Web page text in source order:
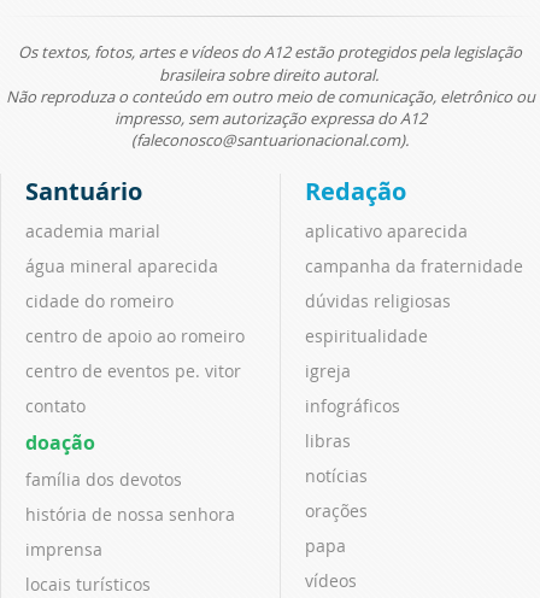
Os textos, fotos, artes e vídeos do A12 estão protegidos pela legislação
brasileira sobre direito autoral.
Não reproduza o conteúdo em outro meio de comunicação, eletrônico ou
impresso, sem autorização expressa do A12
(faleconosco@santuarionacional.com).
Santuário
academia marial
água mineral aparecida
cidade do romeiro
centro de apoio ao romeiro
centro de eventos pe. vitor
contato
doação
família dos devotos
história de nossa senhora
imprensa
locais turísticos
Redação
aplicativo aparecida
campanha da fraternidade
dúvidas religiosas
espiritualidade
igreja
infográficos
libras
notícias
orações
papa
vídeos